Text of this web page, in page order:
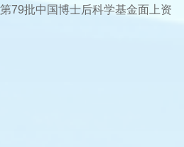
79批中国博士后科学基金面上资